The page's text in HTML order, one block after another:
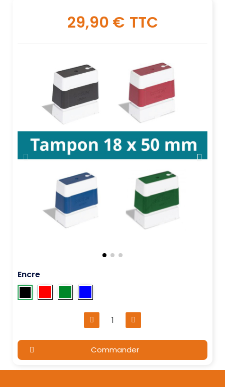
29,90 € TTC
Encre
Commander